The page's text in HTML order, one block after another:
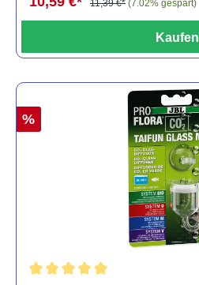
11,39 €* (7.02% gespart)
Kaufen
%